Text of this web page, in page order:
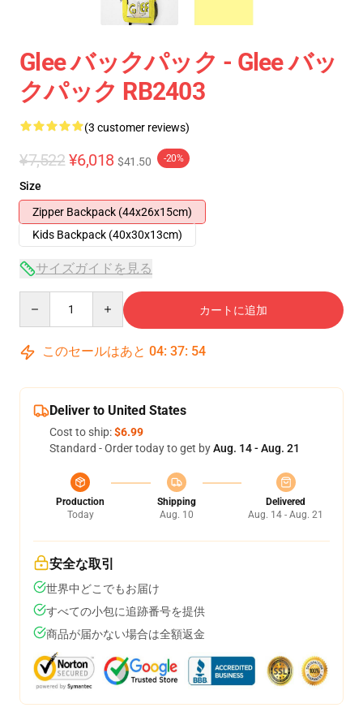
Glee バックパック - Glee バッ
クパック RB2403
(3 customer reviews)
¥7,522 ¥6,018 $41.50 -20%
Size
Zipper Backpack (44x26x15cm)
Kids Backpack (40x30x13cm)
サイズガイドを見る
カートに追加
このセールはあと 04: 37: 54
Deliver to United States
Cost to ship:$6.99
Standard - Order today to get byAug. 14 - Aug. 21
Production
Today
Shipping
Aug. 10
Delivered
Aug. 14 - Aug. 21
安全な取引
世界中どこでもお届け
すべての小包に追跡番号を提供
商品が届かない場合は全額返金